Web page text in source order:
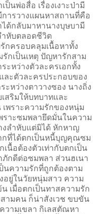
ป็นพ่อสื่อ เรื่องเงาะป่ามี
ารวางแผนหาสถานที่คือ
ด้กลับมาหานางบุษบามี
หับตลอดชีวิต
รักครอบคลุมเนื้อหาทั้ง
กเป็นเหตุ ปัญหารักสาม
ะหว่างตัวละครเอกทั้ง
ละตัวละครประกอบของ
ะหว่างตาวางซอง นางถิ่ง
สริมให้บทบาทและ
พราะความรักของหนุ่ม
ราะซมพลายึดมั่นในความ
ลำหับแต่มิได้ หักหาญ
กที่ได้ตกเป็นหนี้บุญคุณซม
นื้อต้องตัวเท่ากับตกเป็น
กดีต่อซมพลา ส่วนฮเนา
นความรักที่ถูกต้องตาม
อยู่ในวัยหนุ่มสาว ความ
เมื่อตกเป็นทาสความรัก
ามคน ก็น่าสังเวช ขบขัน
วามเขลา กิเลสตัณหา